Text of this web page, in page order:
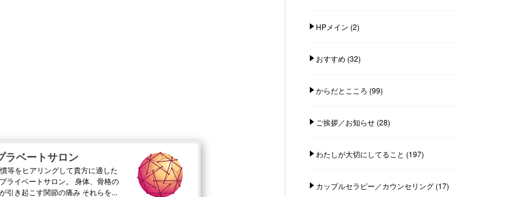
HPメイン (2)
おすすめ (32)
からだとこころ (99)
ご挨拶／お知らせ(28)
わたしが大切にしてること (197)
カップルセラピー／カウンセリング(17)